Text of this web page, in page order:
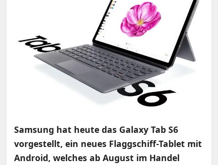
Samsung hat heute das Galaxy Tab S6
vorgestellt, ein neues Flaggschiff-Tablet mit
Android, welches ab August im Handel